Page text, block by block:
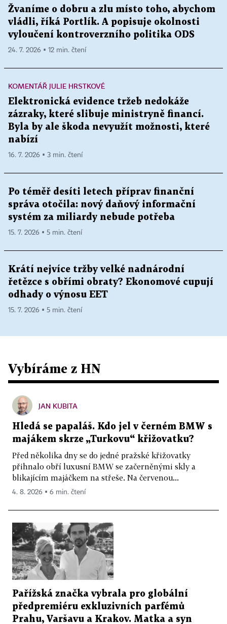
Žvaníme o dobru a zlu místo toho, abychom
vládli, říká Portlík. A popisuje okolnosti
vyloučení kontroverzního politika ODS
24. 7. 2026 ▪ 12 min. čtení
KOMENTÁŘ JULIE HRSTKOVÉ
Elektronická evidence tržeb nedokáže
zázraky, které slibuje ministryně financí.
Byla by ale škoda nevyužít možnosti, které
nabízí
16. 7. 2026 ▪ 3 min. čtení
Po téměř desíti letech příprav finanční
správa otočila: nový daňový informační
systém za miliardy nebude potřeba
15. 7. 2026 ▪ 5 min. čtení
Krátí nejvíce tržby velké nadnárodní
řetězce s obřími obraty? Ekonomové cupují
odhady o výnosu EET
15. 7. 2026 ▪ 5 min. čtení
Vybíráme z HN
JAN KUBITA
Hledá se papaláš. Kdo jel v černém BMW s
majákem skrze „Turkovu“ křižovatku?
Před několika dny se do jedné pražské křižovatky
přihnalo obří luxusní BMW se začerněnými skly a
blikajícím majáčkem na střeše. Na červenou...
4. 8. 2026 ▪ 6 min. čtení
Pařížská značka vybrala pro globální
předpremiéru exkluzivních parfémů
Prahu, Varšavu a Krakov. Matka a syn